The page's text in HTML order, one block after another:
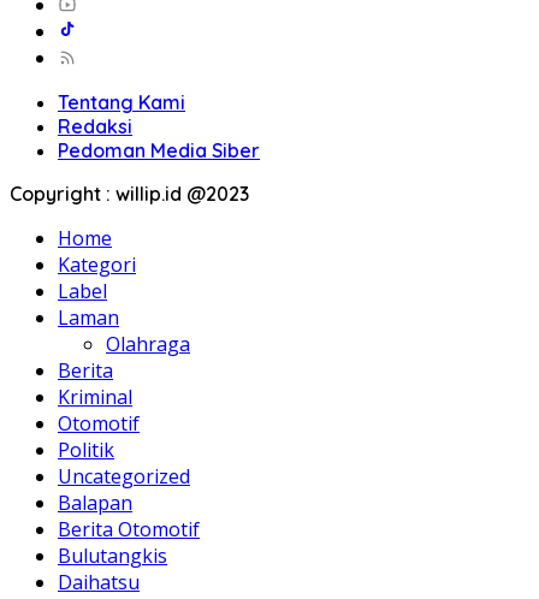
Tentang Kami
Redaksi
Pedoman Media Siber
Copyright : willip.id @2023
Home
Kategori
Label
Laman
Olahraga
Berita
Kriminal
Otomotif
Politik
Uncategorized
Balapan
Berita Otomotif
Bulutangkis
Daihatsu